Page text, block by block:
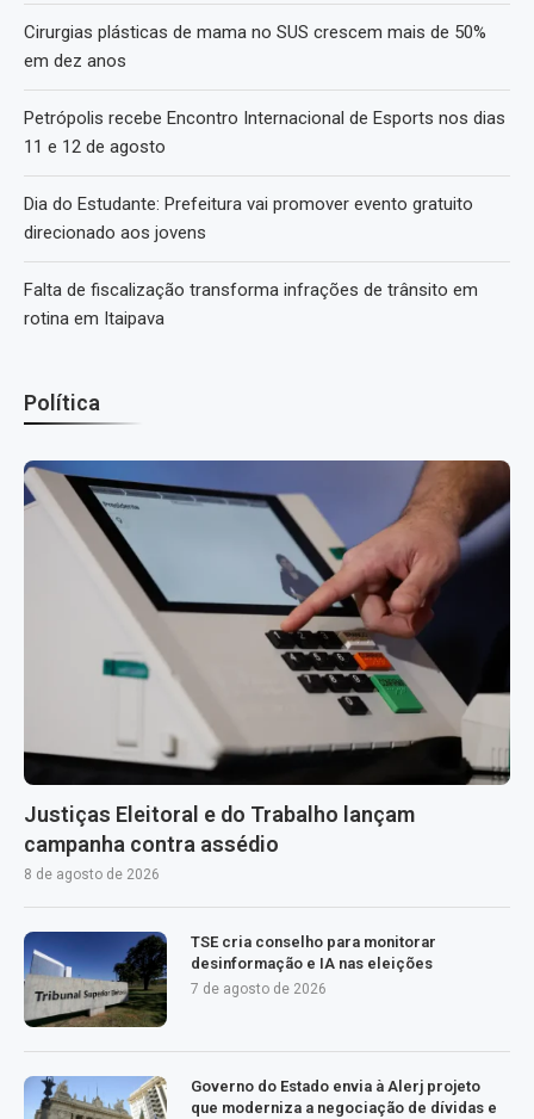
Cirurgias plásticas de mama no SUS crescem mais de 50%
em dez anos
Petrópolis recebe Encontro Internacional de Esports nos dias
11 e 12 de agosto
Dia do Estudante: Prefeitura vai promover evento gratuito
direcionado aos jovens
Falta de fiscalização transforma infrações de trânsito em
rotina em Itaipava
Política
Justiças Eleitoral e do Trabalho lançam
campanha contra assédio
8 de agosto de 2026
TSE cria conselho para monitorar
desinformação e IA nas eleições
7 de agosto de 2026
Governo do Estado envia à Alerj projeto
que moderniza a negociação de dívidas e